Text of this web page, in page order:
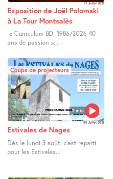
31 Juillet 2026
Exposition de Joël Polomski
à La Tour Montsalès
« Curriculum BD, 1986/2026 40
ans de passion »...
2 min
Coups de projecteurs
30 Juillet 2026
Estivales de Nages
Dès le lundi 3 août, c’est reparti
pour les Estivales...